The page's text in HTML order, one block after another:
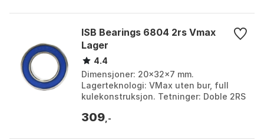
ISB Bearings 6804 2rs Vmax
Lager
4.4
Dimensjoner: 20x32x7 mm.
Lagerteknologi: VMax uten bur, full
kulekonstruksjon. Tetninger: Doble 2RS
Lastekapasitet: Opptil 40 % høy...
309 ,-